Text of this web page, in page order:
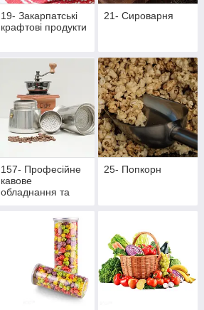
19- Закарпатські
крафтові продукти
21- Сироварня
157- Професійне
кавове
обладнання та
25- Попкорн